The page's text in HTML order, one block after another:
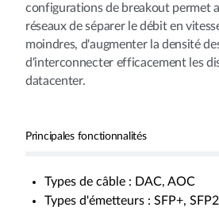
configurations de breakout permet
réseaux de séparer le débit en
moindres, d'augmenter la densité
d'interconnecter efficacement les
datacenter.
Principales fonctionnalités
Types de câble : DAC, AOC
Types d'émetteurs : SFP+,